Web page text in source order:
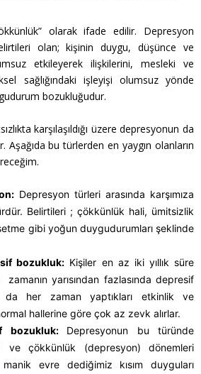
olarak ifade edilir. Depresyon
olan; kişinin duygu, düşünce ve
etkileyerek ilişkilerini, mesleki ve
sağlığındaki işleyişi olumsuz yönde
bozukluğudur.
karşılaşıldığı üzere depresyonun da
Aşağıda bu türlerden en yaygın olanların
Depresyon türleri arasında karşımıza
Belirtileri ; çökkünlük hali, ümitsizlik
gibi yoğun duygudurumları şeklinde
bozukluk: Kişiler en az iki yıllık süre
zamanın yarısından fazlasında depresif
da her zaman yaptıkları etkinlik ve
hallerine göre çok az zevk alırlar.
bozukluk: Depresyonun bu türünde
ve çökkünlük (depresyon) dönemleri
evre dediğimiz kısım duyguları